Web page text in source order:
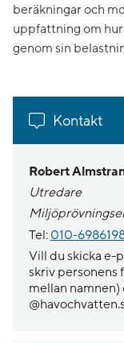
beräkningar och
uppfattning om
genom sin
Kontakt
Robert
Utredare
Tel: 010-
Vill du skicka e-
skriv personens
mellan namnen)